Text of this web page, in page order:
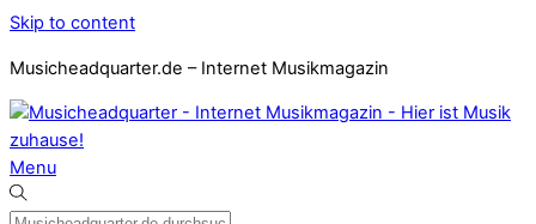
Skip to content
Musicheadquarter.de – Internet Musikmagazin
Menu